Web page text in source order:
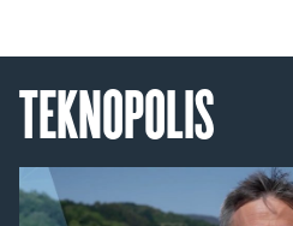
TEKNOPOLIS